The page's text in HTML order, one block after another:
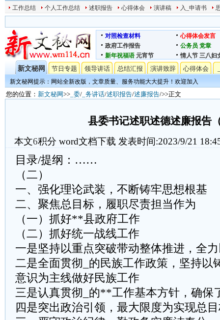
工作总结 个人工作总结 述职报告 心得体会 演讲稿 入_申请书
对照检查材料
心得体会发言
政府工作报告
公务员 党章
新年祝福语 元宵节 情人节 三八妇
新文秘网 节日专题 领导讲话 总结汇报 演讲致辞 心得体会
新文秘网提示：网站全新改版，文章质量、服务功能大大提升！欢迎加入
您的位置： 新文秘网>> _委/ _务讲话/述职报告/述廉报告/>>正文
县委书记述职述德述廉报告
本文6积分 word文档下载 发表时间:2023/9/21
目录/提纲：……
（二）
一、强化理论武装，不断铸牢思想根基
二、聚焦总目标，履职尽责担当作为
（一）抓好**县政府工作
（二）抓好统一战线工作
一是坚持以重点突破带动整体推进，全
二是全面贯彻_的民族工作政策，坚持以
意识为主线做好民族工作
三是认真贯彻_的**工作基本方针，确保
四是突出政治引领，最大限度为实现总